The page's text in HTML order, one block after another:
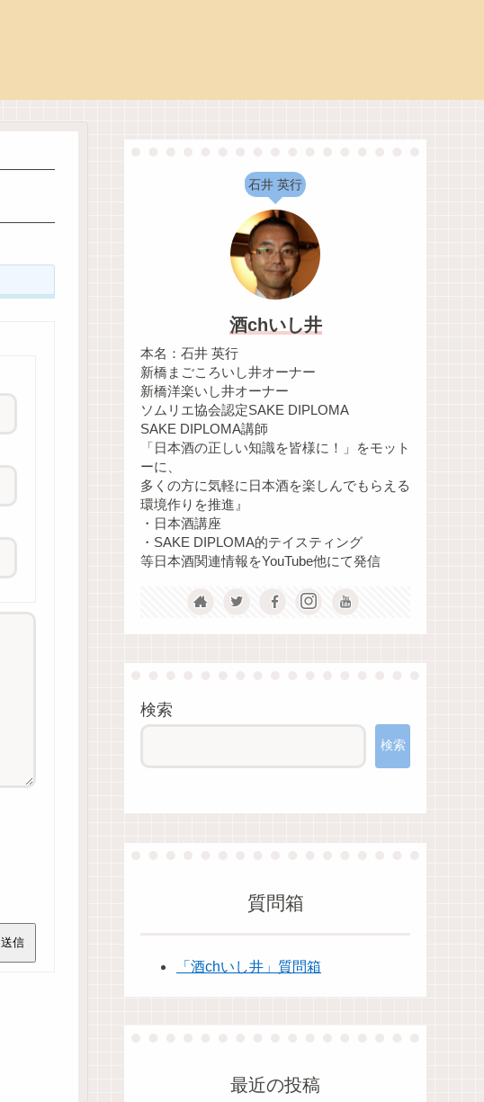
送信
石井 英行
酒chいし井
本名：石井 英行
新橋まごころいし井オーナー
新橋洋楽いし井オーナー
ソムリエ協会認定SAKE DIPLOMA
SAKE DIPLOMA講師
「日本酒の正しい知識を皆様に！」をモット
ーに、
多くの方に気軽に日本酒を楽しんでもらえる
環境作りを推進』
・日本酒講座
・SAKE DIPLOMA的テイスティング
等日本酒関連情報をYouTube他にて発信
検索
検索
質問箱
「酒chいし井」質問箱
最近の投稿